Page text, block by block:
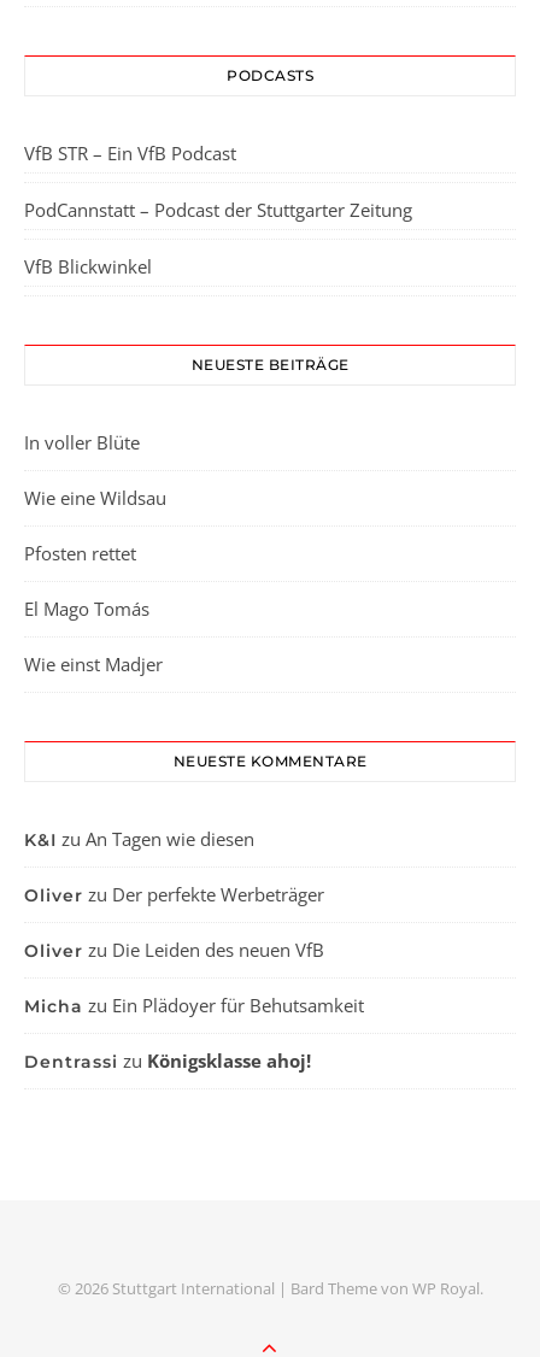
PODCASTS
VfB STR – Ein VfB Podcast
PodCannstatt – Podcast der Stuttgarter Zeitung
VfB Blickwinkel
NEUESTE BEITRÄGE
In voller Blüte
Wie eine Wildsau
Pfosten rettet
El Mago Tomás
Wie einst Madjer
NEUESTE KOMMENTARE
K&I zu An Tagen wie diesen
Oliver zu Der perfekte Werbeträger
Oliver zu Die Leiden des neuen VfB
Micha zu Ein Plädoyer für Behutsamkeit
Dentrassi zu Königsklasse ahoj!
© 2026 Stuttgart International | Bard Theme von WP Royal.